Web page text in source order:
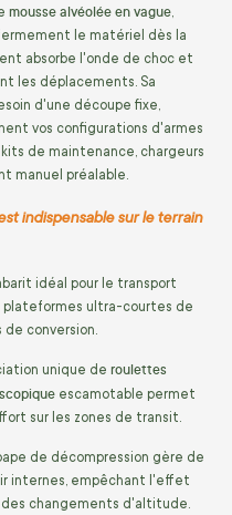
mousse alvéolée en vague
le matériel dès la
absorbe l'onde de choc et
les déplacements. Sa
d'une découpe fixe,
vos configurations d'armes
de maintenance, chargeurs
manuel préalable.
indispensable sur le terrain
idéal pour le transport
plateformes ultra-courtes de
de conversion.
unique de roulettes
escamotable permet
sur les zones de transit.
de décompression gère de
internes, empêchant l'effet
des changements d'altitude.